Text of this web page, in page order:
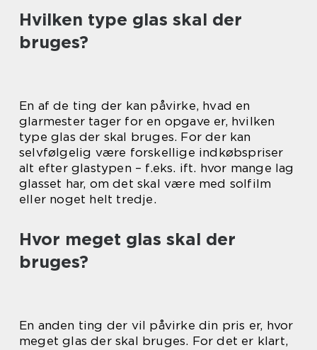
Hvilken type glas skal der
bruges?
En af de ting der kan påvirke, hvad en
glarmester tager for en opgave er, hvilken
type glas der skal bruges. For der kan
selvfølgelig være forskellige indkøbspriser
alt efter glastypen – f.eks. ift. hvor mange lag
glasset har, om det skal være med solfilm
eller noget helt tredje.
Hvor meget glas skal der
bruges?
En anden ting der vil påvirke din pris er, hvor
meget glas der skal bruges. For det er klart,